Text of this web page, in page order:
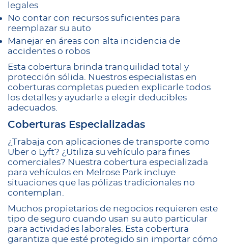
legales
No contar con recursos suficientes para
reemplazar su auto
Manejar en áreas con alta incidencia de
accidentes o robos
Esta cobertura brinda tranquilidad total y
protección sólida. Nuestros especialistas en
coberturas completas pueden explicarle todos
los detalles y ayudarle a elegir deducibles
adecuados.
Coberturas Especializadas
¿Trabaja con aplicaciones de transporte como
Uber o Lyft? ¿Utiliza su vehículo para fines
comerciales? Nuestra cobertura especializada
para vehículos en Melrose Park incluye
situaciones que las pólizas tradicionales no
contemplan.
Muchos propietarios de negocios requieren este
tipo de seguro cuando usan su auto particular
para actividades laborales. Esta cobertura
garantiza que esté protegido sin importar cómo